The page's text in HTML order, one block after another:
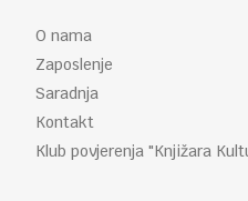
O nama
Zaposlenje
Saradnja
Kontakt
Klub povjerenja "Knjižara